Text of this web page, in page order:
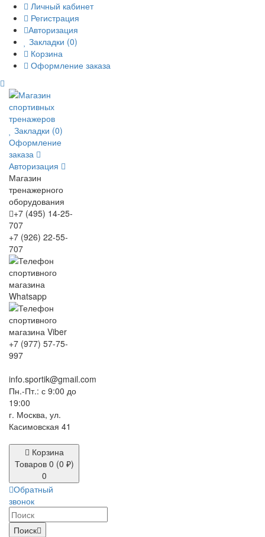
Личный кабинет
Регистрация
Авторизация
Закладки (0)
Корзина
Оформление заказа
Закладки (0)
Оформление
заказа
Авторизация
Магазин
тренажерного
оборудования
+7 (495) 14-25-
707
+7 (926) 22-55-
707
+7 (977) 57-75-
997
info.sportik@gmail.com
Пн.-Пт.: с 9:00 до
19:00
г. Москва, ул.
Касимовская 41
Корзина
Товаров 0 (0 ₽)
0
Обратный
звонок
Поиск